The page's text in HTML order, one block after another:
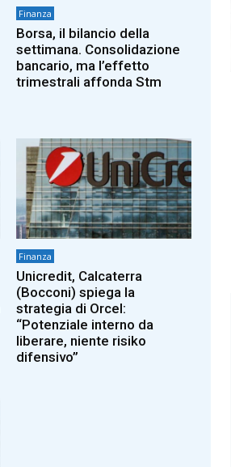
Finanza
Borsa, il bilancio della
settimana. Consolidazione
bancario, ma l’effetto
trimestrali affonda Stm
Finanza
Unicredit, Calcaterra
(Bocconi) spiega la
strategia di Orcel:
“Potenziale interno da
liberare, niente risiko
difensivo”